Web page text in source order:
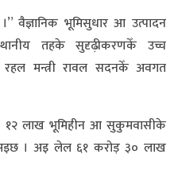
भूमिसुधार आ उत्पादन
तहके सुदृढ़ीकरणकेँ उच्च
मन्त्री रावल सदनकेँ अवगत
लाख भूमिहीन आ सुकुमवासीके
। अइ लेल ६१ करोड़ ३० लाख